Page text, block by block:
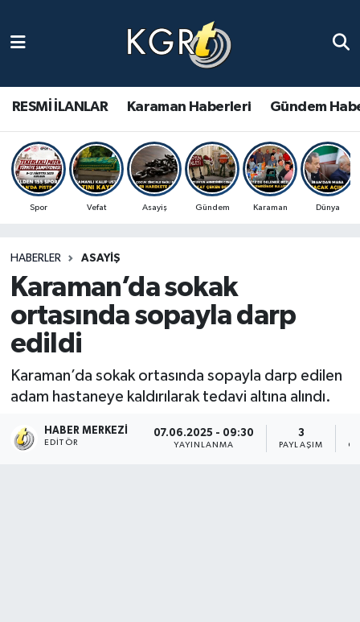
RESMİ İLANLAR Karaman Haberleri Gündem
Spor Vefat Asayiş Gündem Karaman Dünya
HABERLER ASAYIŞ
Karaman’da sokak
ortasında sopayla darp
edildi
Karaman’da sokak ortasında sopayla darp edilen
adam hastaneye kaldırılarak tedavi altına alındı.
HABER MERKEZI
EDITÖR
07.06.2025 - 09:30
YAYINLANMA
3
PAYLAŞIM
Gündem Haberleri
Güncel Haberler
Spor Haberleri
Ulusal Haberler
Vefat Edenler